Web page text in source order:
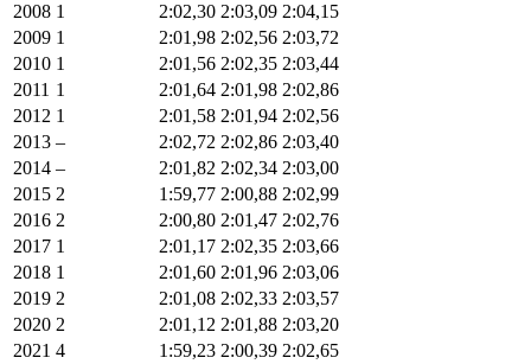
2008 1 2:02,30 2:03,09 2:04,15
2009 1 2:01,98 2:02,56 2:03,72
2010 1 2:01,56 2:02,35 2:03,44
2011 1 2:01,64 2:01,98 2:02,86
2012 1 2:01,58 2:01,94 2:02,56
2013 – 2:02,72 2:02,86 2:03,40
2014 – 2:01,82 2:02,34 2:03,00
2015 2 1:59,77 2:00,88 2:02,99
2016 2 2:00,80 2:01,47 2:02,76
2017 1 2:01,17 2:02,35 2:03,66
2018 1 2:01,60 2:01,96 2:03,06
2019 2 2:01,08 2:02,33 2:03,57
2020 2 2:01,12 2:01,88 2:03,20
2021 4 1:59,23 2:00,39 2:02,65